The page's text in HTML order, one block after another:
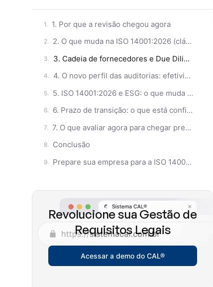
1. Por que a revisão chegou agora
2. O que muda na ISO 14001:2026 (cláusula a cláusula)
3. Cadeia de fornecedores e Due Diligence ESG: o ponto que mais vai pesar nas auditorias
4. O novo perfil das auditorias: efetividade, não apenas documentação
5. ISO 14001:2026 e ESG: o que muda na prática
6. Prazo de transição: o que está confirmado
7. O que avaliar agora para chegar preparado às próximas auditorias
Conclusão
Prepare sua empresa para a ISO 14001:2026 com o apoio da Ius
Revolucione sua Gestão de
Requisitos Legais
Acessar a demo do CAL®